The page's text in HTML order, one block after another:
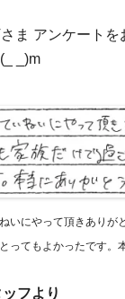
ま アンケート
_)m
いにやって頂きありが
ってもよかったです。
フより